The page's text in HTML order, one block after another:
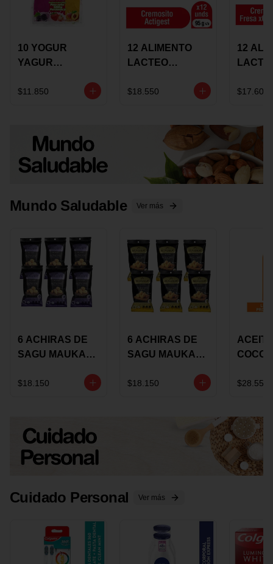
10 YOGUR
YAGUR
150ML SURTIDO
$11.850
12 ALIMENTO
LACTEO
ALQUERIA
$18.550
12
$17.600
Mundo Saludable Ver más
6 ACHIRAS DE
SAGU MAUKA
$18.150
6 ACHIRAS DE
SAGU MAUKA
GRS
$18.150
COCO
150G
$28.550
Cuidado Personal Ver más